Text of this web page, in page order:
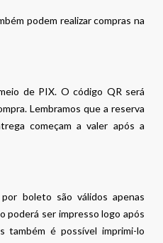
podem realizar compras na
de PIX. O código QR será
Lembramos que a reserva
começam a valer após a
boleto são válidos apenas
poderá ser impresso logo após
também é possível imprimi-lo